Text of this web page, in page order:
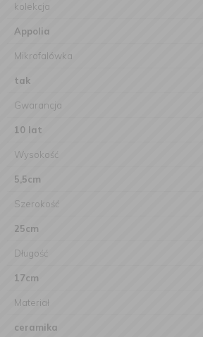
kolekcja
Appolia
Mikrofalówka
tak
Gwarancja
10 lat
Wysokość
5,5cm
Szerokość
25cm
Długość
17cm
Materiał
ceramika